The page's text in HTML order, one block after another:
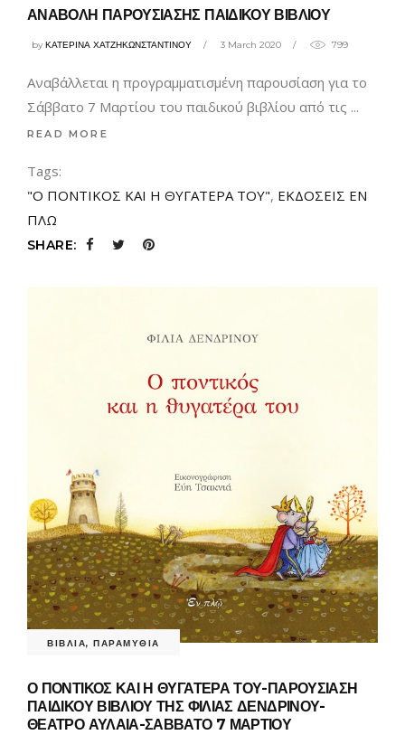
ΑΝΑΒΟΛΗ ΠΑΡΟΥΣΙΑΣΗΣ ΠΑΙΔΙΚΟΥ ΒΙΒΛΙΟΥ
byΚΑΤΕΡΙΝΑ ΧΑΤΖΗΚΩΝΣΤΑΝΤΙΝΟΥ 3 March 2020 799
Αναβάλλεται η προγραμματισμένη παρουσίαση για το
Σάββατο 7 Μαρτίου του παιδικού βιβλίου από τις
READ MORE
Tags:
"Ο ΠΟΝΤΙΚΟΣ ΚΑΙ Η ΘΥΓΑΤΕΡΑ ΤΟΥ", ΕΚΔΟΣΕΙΣ ΕΝ
ΠΛΩ
SHARE:
ΒΙΒΛΙΑ, ΠΑΡΑΜΥΘΙΑ
Ο ΠΟΝΤΙΚΟΣ ΚΑΙ Η ΘΥΓΑΤΕΡΑ ΤΟΥ-ΠΑΡΟΥΣΙΑΣΗ
ΠΑΙΔΙΚΟΥ ΒΙΒΛΙΟΥ ΤΗΣ ΦΙΛΙΑΣ ΔΕΝΔΡΙΝΟΥ-
ΘΕΑΤΡΟ ΑΥΛΑΙΑ-ΣΑΒΒΑΤΟ 7 ΜΑΡΤΙΟΥ